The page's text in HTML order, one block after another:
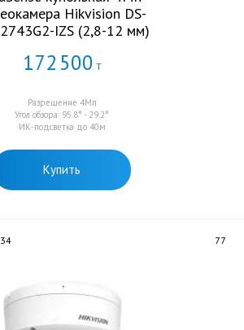
Hikvision DS-
IZS (2,8-12 мм)
172 500 Т
Разрешение 4Мп
Угол обзора: 95.8° - 29.2°
ИК-подсветка до 40м
Купить
77